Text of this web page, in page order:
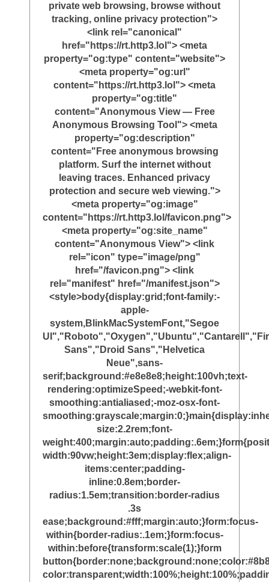
private web browsing, browse without
tracking, online privacy protection">
<link rel="canonical"
href="https://rt.http3.lol"> <meta
property="og:type" content="website">
<meta property="og:url"
content="https://rt.http3.lol"> <meta
property="og:title"
content="Anonymous View — Free
Anonymous Browsing Tool"> <meta
property="og:description"
content="Free anonymous browsing
platform. Surf the internet without
leaving traces. Enhanced privacy
protection and secure web viewing.">
<meta property="og:image"
content="https://rt.http3.lol/favicon.png">
<meta property="og:site_name"
content="Anonymous View"> <link
rel="icon" type="image/png"
href="/favicon.png"> <link
rel="manifest" href="/manifest.json">
<style>body{display:grid;font-family:-
apple-
system,BlinkMacSystemFont,"Segoe
Sans","Droid Sans","Helvetica
Neue",sans-
serif;background:#e8e8e8;height:100vh;text-
rendering:optimizeSpeed;-webkit-font-
smoothing:antialiased;-moz-osx-font-
size:2.2rem;font-
width:90vw;height:3em;display:flex;align-
items:center;padding-
inline:0.8em;border-
radius:1.5em;transition:border-radius
.3s
ease;background:#fff;margin:auto;}form:focus-
within{border-radius:.1em;}form:focus-
within:before{transform:scale(1);}form